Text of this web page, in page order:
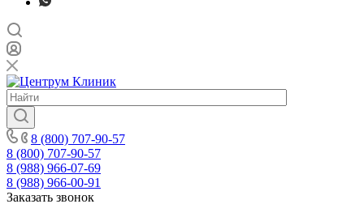
8 (800) 707-90-57
8 (800) 707-90-57
8 (988) 966-07-69
8 (988) 966-00-91
Заказать звонок